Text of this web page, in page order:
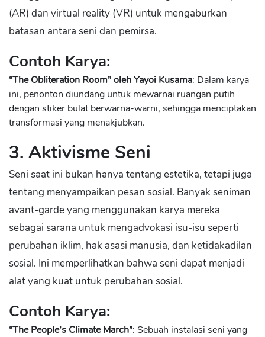
(AR) dan virtual reality (VR) untuk mengaburkan
batasan antara seni dan pemirsa.
Contoh Karya:
“The Obliteration Room” oleh Yayoi Kusama: Dalam karya
ini, penonton diundang untuk mewarnai ruangan putih
dengan stiker bulat berwarna-warni, sehingga menciptakan
transformasi yang menakjubkan.
3. Aktivisme Seni
Seni saat ini bukan hanya tentang estetika, tetapi juga
tentang menyampaikan pesan sosial. Banyak seniman
avant-garde yang menggunakan karya mereka
sebagai sarana untuk mengadvokasi isu-isu seperti
perubahan iklim, hak asasi manusia, dan ketidakadilan
sosial. Ini memperlihatkan bahwa seni dapat menjadi
alat yang kuat untuk perubahan sosial.
Contoh Karya:
“The People’s Climate March”: Sebuah instalasi seni yang